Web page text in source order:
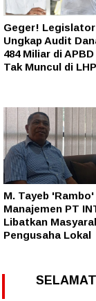
Geger! Legislator
Ungkap Audit
484 Miliar di
Tak Muncul di
M. Tayeb
Manajemen PT
Libatkan
Pengusaha Lokal